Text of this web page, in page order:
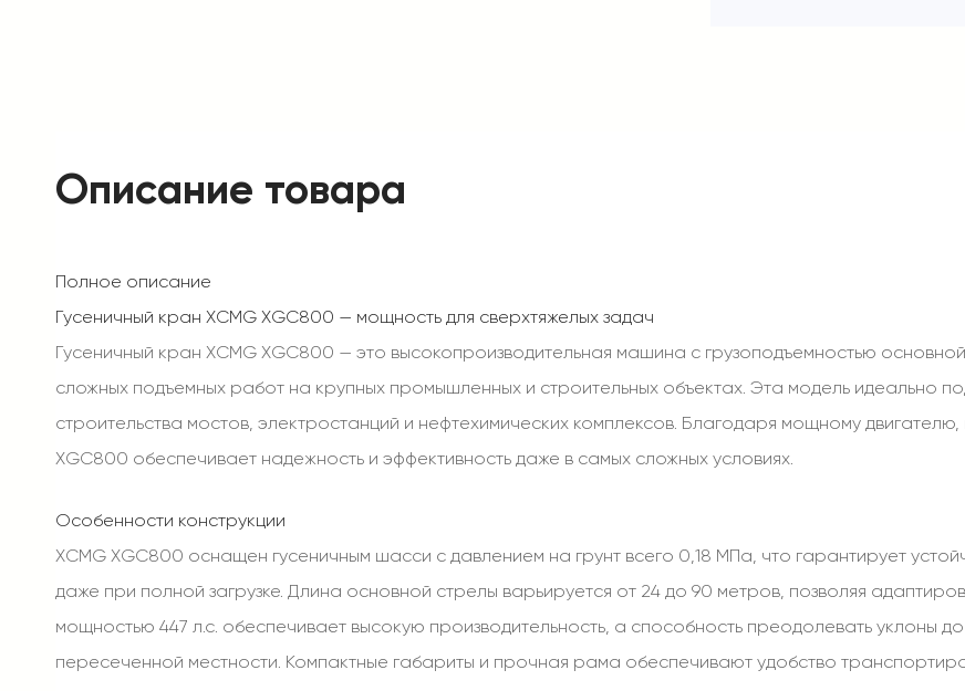
Описание товара
Полное описание
Гусеничный кран XCMG XGC800 — мощность для сверхтяжелых задач
Гусеничный кран XCMG XGC800 — это высокопроизводительная машина с грузоподъемностью
сложных подъемных работ на крупных промышленных и строительных объектах. Эта модель идеально
строительства мостов, электростанций и нефтехимических комплексов. Благодаря мощному
XGC800 обеспечивает надежность и эффективность даже в самых сложных условиях.
Особенности конструкции
XCMG XGC800 оснащен гусеничным шасси с давлением на грунт всего 0,18 МПа, что гарантирует
даже при полной загрузке. Длина основной стрелы варьируется от 24 до 90 метров, позволяя
мощностью 447 л.с. обеспечивает высокую производительность, а способность преодолевать уклоны
пересеченной местности. Компактные габариты и прочная рама обеспечивают удобство